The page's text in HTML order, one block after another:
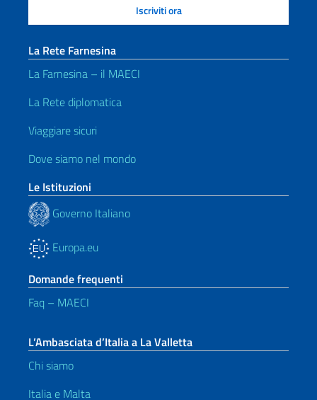
La Rete Farnesina
La Farnesina – il MAECI
La Rete diplomatica
Viaggiare sicuri
Dove siamo nel mondo
Le Istituzioni
Governo Italiano
Europa.eu
Domande frequenti
Faq – MAECI
L’Ambasciata d’Italia a La Valletta
Chi siamo
Italia e Malta